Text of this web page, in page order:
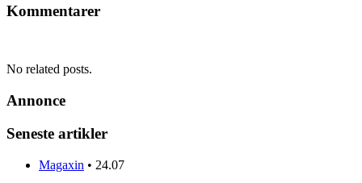
Kommentarer
No related posts.
Annonce
Seneste artikler
Magaxin • 24.07